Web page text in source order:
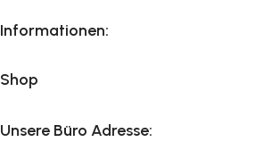
Informationen:
Shop
Unsere Büro Adresse: